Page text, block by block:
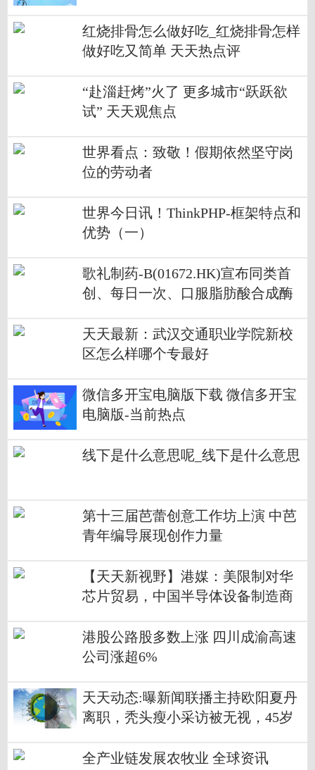
红烧排骨怎么做好吃_红烧排骨怎样
做好吃又简单 天天热点评
“赴淄赶烤”火了 更多城市“跃跃欲
试” 天天观焦点
世界看点：致敬！假期依然坚守岗
位的劳动者
世界今日讯！ThinkPHP-框架特点和
优势（一）
歌礼制药-B(01672.HK)宣布同类首
创、每日一次、口服脂肪酸合成酶
终点-全球时快讯
天天最新：武汉交通职业学院新校
区怎么样哪个专最好
微信多开宝电脑版下载 微信多开宝
电脑版-当前热点
线下是什么意思呢_线下是什么意思
第十三届芭蕾创意工作坊上演 中芭
青年编导展现创作力量
【天天新视野】港媒：美限制对华
芯片贸易，中国半导体设备制造商
港股公路股多数上涨 四川成渝高速
公司涨超6%
天天动态:曝新闻联播主持欧阳夏丹
离职，秃头瘦小采访被无视，45岁
全产业链发展农牧业 全球资讯